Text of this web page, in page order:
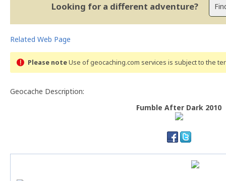
Looking for a different adventure?
Related Web Page
Please noteUse of geocaching.com services is subject to the
Geocache Description:
Fumble After Dark 2010